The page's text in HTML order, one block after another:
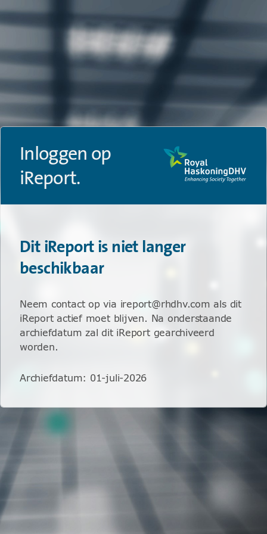
Inloggen op
iReport.
Dit iReport is niet langer
beschikbaar
Neem contact op via ireport@rhdhv.com als dit
iReport actief moet blijven. Na onderstaande
archiefdatum zal dit iReport gearchiveerd
worden.
Archiefdatum: 01-juli-2026